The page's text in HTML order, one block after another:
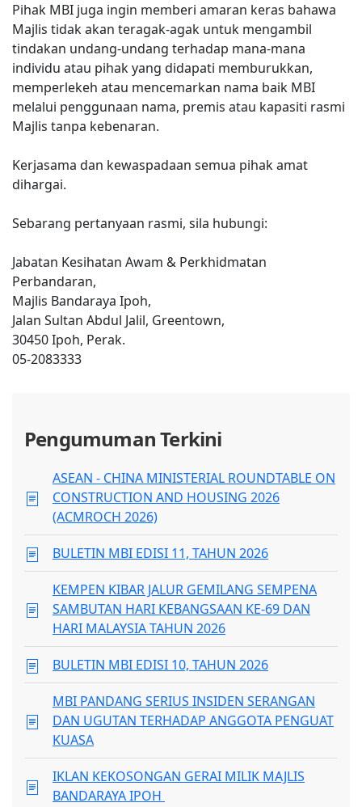
Pihak MBI juga ingin memberi amaran keras bahawa
Majlis tidak akan teragak-agak untuk mengambil
tindakan undang-undang terhadap mana-mana
individu atau pihak yang didapati memburukkan,
memperlekeh atau mencemarkan nama baik MBI
melalui penggunaan nama, premis atau kapasiti rasmi
Majlis tanpa kebenaran.
Kerjasama dan kewaspadaan semua pihak amat
dihargai.
Sebarang pertanyaan rasmi, sila hubungi:
Jabatan Kesihatan Awam & Perkhidmatan
Perbandaran,
Majlis Bandaraya Ipoh,
Jalan Sultan Abdul Jalil, Greentown,
30450 Ipoh, Perak.
05-2083333
Pengumuman Terkini
ASEAN - CHINA MINISTERIAL ROUNDTABLE ON
CONSTRUCTION AND HOUSING 2026
(ACMROCH 2026)
BULETIN MBI EDISI 11, TAHUN 2026
KEMPEN KIBAR JALUR GEMILANG SEMPENA
SAMBUTAN HARI KEBANGSAAN KE-69 DAN
HARI MALAYSIA TAHUN 2026
BULETIN MBI EDISI 10, TAHUN 2026
MBI PANDANG SERIUS INSIDEN SERANGAN
DAN UGUTAN TERHADAP ANGGOTA PENGUAT
KUASA
IKLAN KEKOSONGAN GERAI MILIK MAJLIS
BANDARAYA IPOH